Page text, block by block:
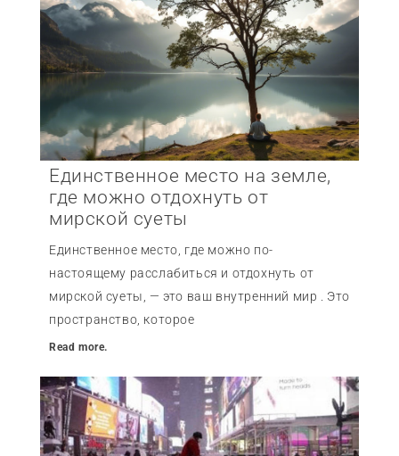
Единственное место на земле,
где можно отдохнуть от
мирской суеты
Единственное место, где можно по-
настоящему расслабиться и отдохнуть от
мирской суеты, — это ваш внутренний мир . Это
пространство, которое
Read more.